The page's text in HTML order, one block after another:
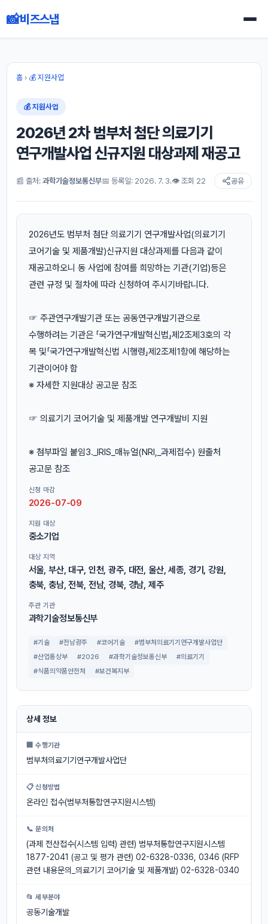
📸비즈스냅
홈› 💰 지원사업
💰 지원사업
2026년 2차 범부처 첨단 의료기기
연구개발사업 신규지원 대상과제 재공고
📰 출처: 과학기술정보통신부📅 등록일: 2026. 7. 3.👁 조회 22 공유
2026년도 범부처 첨단 의료기기 연구개발사업(의료기기
코어기술 및 제품개발)신규지원 대상과제를 다음과 같이
재공고하오니 동 사업에 참여를 희망하는 기관(기업)등은
관련 규정 및 절차에 따라 신청하여 주시기바랍니다.
☞ 주관연구개발기관 또는 공동연구개발기관으로
수행하려는 기관은 「국가연구개발혁신법」제2조제3호의 각
목 및「국가연구개발혁신법 시행령」제2조제1항에 해당하는
기관이어야 함
※ 자세한 지원대상 공고문 참조
☞ 의료기기 코어기술 및 제품개발 연구개발비 지원
※ 첨부파일 붙임3._IRIS_매뉴얼(NRI,_과제접수) 원출처
공고문 참조
신청 마감
2026-07-09
지원 대상
중소기업
대상 지역
서울, 부산, 대구, 인천, 광주, 대전, 울산, 세종, 경기, 강원,
충북, 충남, 전북, 전남, 경북, 경남, 제주
주관 기관
과학기술정보통신부
#기술 #전남광주 #코어기술
#범부처의료기기연구개발사업단
#산업통상부
#2026 #과학기술정보통신부
#의료기기
#식품의약품안전처
#보건복지부
상세 정보
🏢 수행기관
범부처의료기기연구개발사업단
📋 신청방법
온라인 접수(범부처통합연구지원시스템)
📞 문의처
(과제 전산접수(시스템 입력) 관련) 범부처통합연구지원시스템
1877-2041 (공고 및 평가 관련) 02-6328-0336, 0346 (RFP
관련 내용문의_의료기기 코어기술 및 제품개발) 02-6328-0340
📂 세부분야
공동기술개발